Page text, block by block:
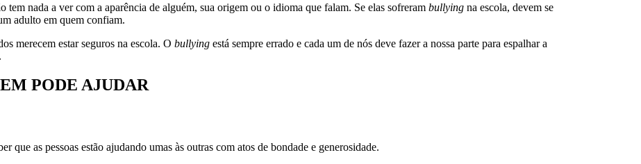
tem nada a ver com a aparência de alguém, sua origem ou o idioma que falam. Se elas sofrerambullying na escola, devem se
adulto em quem confiam.
merecem estar seguros na escola. Obullying está sempre errado e cada um de nós deve fazer a nossa parte para espalhar a
PODE AJUDAR
que as pessoas estão ajudando umas às outras com atos de bondade e generosidade.